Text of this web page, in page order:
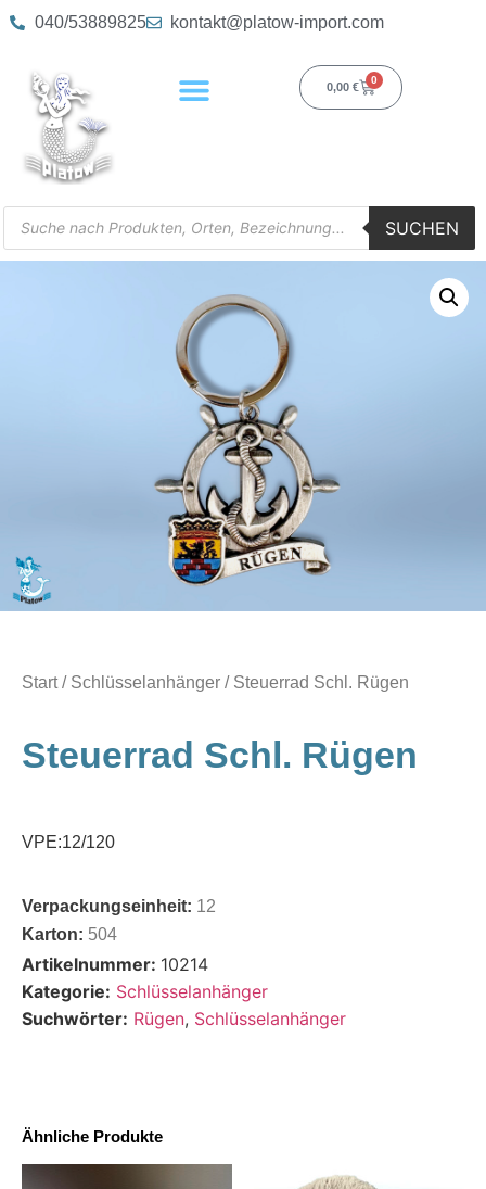
040/53889825 kontakt@platow-import.com
0,00 €
0
SUCHEN
Start/ Schlüsselanhänger / Steuerrad Schl. Rügen
Steuerrad Schl. Rügen
VPE:12/120
Verpackungseinheit: 12
Karton: 504
Artikelnummer: 10214
Kategorie: Schlüsselanhänger
Suchwörter: Rügen, Schlüsselanhänger
Ähnliche Produkte